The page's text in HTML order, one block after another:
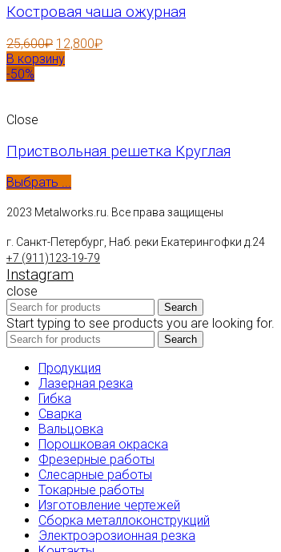
Костровая чаша ожурная
25,600₽ 12,800₽
В корзину
-50%
Close
Приствольная решетка Круглая
Выбрать ...
2023 Metalworks.ru. Все права защищены
г. Санкт-Петербург, Наб. реки Екатерингофки д.24
+7 (911)123-19-79
Instagram
close
Search
Start typing to see products you are looking for.
Search
Продукция
Лазерная резка
Гибка
Сварка
Вальцовка
Порошковая окраска
Фрезерные работы
Слесарные работы
Токарные работы
Изготовление чертежей
Сборка металлоконструкций
Электроэрозионная резка